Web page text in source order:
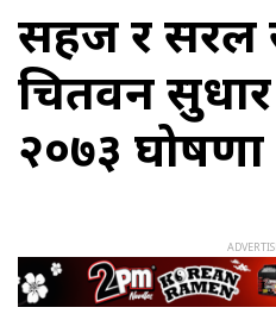
सहज र सरल
चितवन सुधार
२०७३ घोषणा